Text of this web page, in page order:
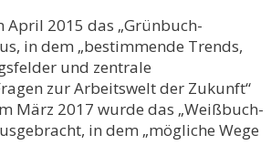
April 2015 das „Grünbuch-
in dem „bestimmende Trends,
und zentrale
zur Arbeitswelt der Zukunft“
März 2017 wurde das „Weißbuch-
in dem „mögliche Wege